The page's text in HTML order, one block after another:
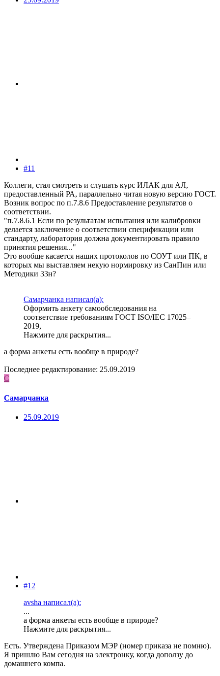
#11
Коллеги, стал смотреть и слушать курс ИЛАК для АЛ,
предоставленный РА, параллельно читая новую версию ГОСТ.
Возник вопрос по п.7.8.6 Предоставление результатов о
соответствии.
"п.7.8.6.1 Если по результатам испытания или калибровки
делается заключение о соответствии спецификации или
стандарту, лаборатория должна документировать правило
принятия решения..."
Это вообще касается наших протоколов по СОУТ или ПК, в
которых мы выставляем некую нормировку из СанПин или
Методики 33н?
Самарчанка написал(а):
Оформить анкету самообследования на
соответствие требованиям ГОСТ ISO/IEC 17025–
2019,
Нажмите для раскрытия...
а форма анкеты есть вообще в природе?
Последнее редактирование: 25.09.2019
С
Самарчанка
25.09.2019
#12
avsha написал(а):
...
а форма анкеты есть вообще в природе?
Нажмите для раскрытия...
Есть. Утверждена Приказом МЭР (номер приказа не помню).
Я пришлю Вам сегодня на электронку, когда доползу до
домашнего компа.